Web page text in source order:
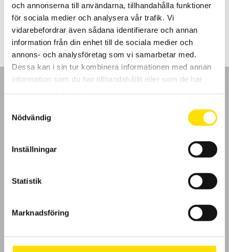
och annonserna till användarna, tillhandahålla funktioner
för sociala medier och analysera vår trafik. Vi
vidarebefordrar även sådana identifierare och annan
information från din enhet till de sociala medier och
annons- och analysföretag som vi samarbetar med.
Dessa kan i sin tur kombinera informationen med annan
information som du har tillhandahållit eller som de har
Nödvändig
Inställningar
Statistik
Marknadsföring
630.00 kr –1,810.00 kr Prisintervall:
630.00 kr
till
1,810.00 kr
LÄS MER